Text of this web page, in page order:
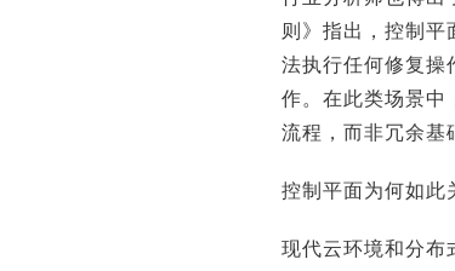
则》指出，控制
法执行任何修复操
作。在此类场景中
流程，而非冗余基
控制平面为何如此
现代云环境和分布